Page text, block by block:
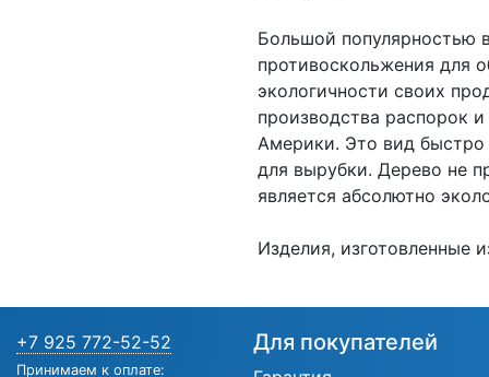
Большой популярностью
противоскольжения для
экологичности своих
производства распорок
Америки. Это вид быстро
для вырубки. Дерево не
является абсолютно
Изделия, изготовленные
+7 925 772-52-52
Принимаем к оплате:
Для покупателей